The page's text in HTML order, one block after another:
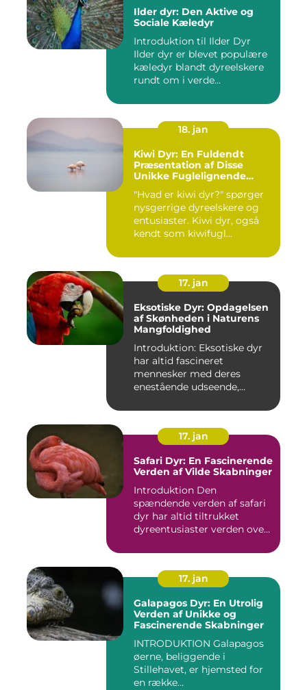
Ilder dyr: Den Aktive og
Sociale Kæledyr
Introduktion til Ilder Dyr
Ilder dyr er blevet populære
kæledyr blandt dyreelskere
rundt om i verde...
18. jan
Kiwi Dyr: En Fuldendt
Præsentation af Disse
Unikke Fuglelignende
"Hvad er kiwi dyr?" spørger
nysgerrige dyreelskere og
entusiaster. Kiwi dyr, også
kendt som kiwifugl...
17. jan
Eksotiske Dyr: Opdagelsen
af Skønheden i Naturens
Mangfoldighed
Introduktion: Eksotiske dyr
har altid fascineret
mennesker med deres
enestående udseende,
17. jan
Safari Dyr: En Fascinerende
Verden af Vilde Skabninger
Introduktion Den
spændende verden af safari
dyr har altid tiltrukket
dyreentusiaster verden over.
17. jan
Galapagos Dyr: En Utrolig
Verden af Unikke og
Fascinerende Skabninger
INTRODUKTION Galapagos
øerne, beliggende i
Stillehavet, er hjemsted for
en række